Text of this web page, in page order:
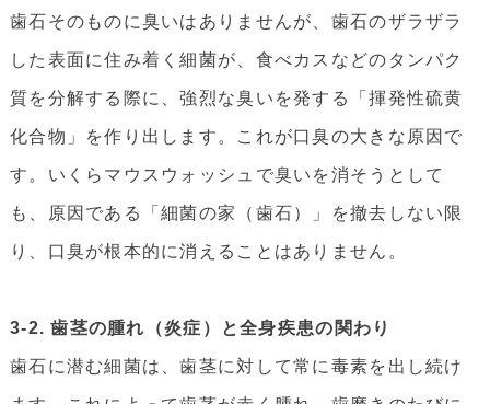
歯石そのものに臭いはありませんが、歯石のザラザラ
した表面に住み着く細菌が、食べカスなどのタンパク
質を分解する際に、強烈な臭いを発する「揮発性硫黄
化合物」を作り出します。これが口臭の大きな原因で
す。いくらマウスウォッシュで臭いを消そうとして
も、原因である「細菌の家（歯石）」を撤去しない限
り、口臭が根本的に消えることはありません。
3-2. 歯茎の腫れ（炎症）と全身疾患の関わり
歯石に潜む細菌は、歯茎に対して常に毒素を出し続け